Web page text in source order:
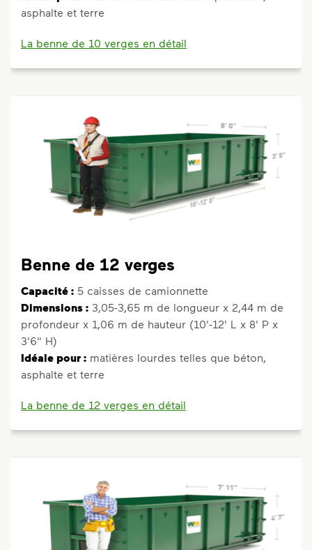
asphalte et terre
La benne de 10 verges en détail
Benne de 12 verges
Capacité : 5 caisses de camionnette
Dimensions : 3,05-3,65 m de longueur x 2,44 m de
profondeur x 1,06 m de hauteur (10'-12' L x 8' P x
3'6" H)
Idéale pour : matières lourdes telles que béton,
asphalte et terre
La benne de 12 verges en détail